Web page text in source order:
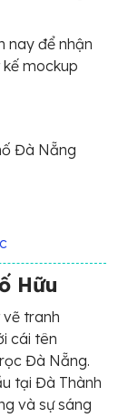
nay để nhận
mockup
Đà Nẵng
Hữu
vẽ tranh
cái tên
Đà Nẵng.
tại Đà Thành
và sự sáng